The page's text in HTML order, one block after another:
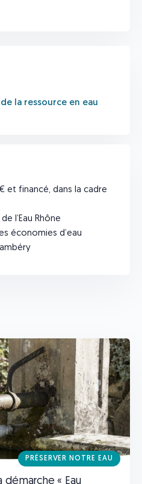
de la ressource en eau
et financé, dans la cadre
l’Eau Rhône
économies d’eau
PRÉSERVER NOTRE EAU
démarche « Eau